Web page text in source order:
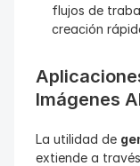
flujos de
creación
Imágenes
La utilidad de
extiende a